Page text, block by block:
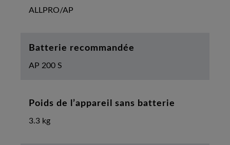
ALLPRO/AP
Batterie recommandée
AP 200 S
Poids de l’appareil sans batterie
3.3 kg